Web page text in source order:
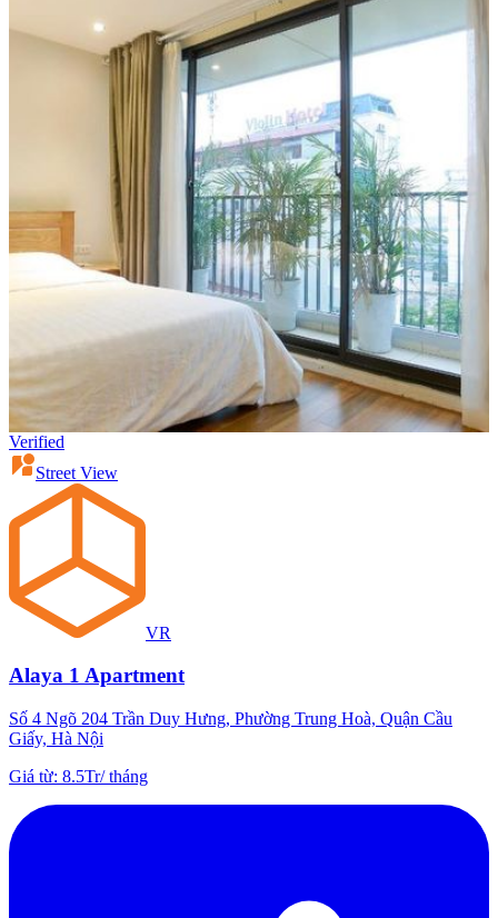
Verified
Street View
VR
Alaya 1 Apartment
Số 4 Ngõ 204 Trần Duy Hưng, Phường Trung Hoà, Quận Cầu
Giấy, Hà Nội
Giá từ: 8.5Tr/tháng